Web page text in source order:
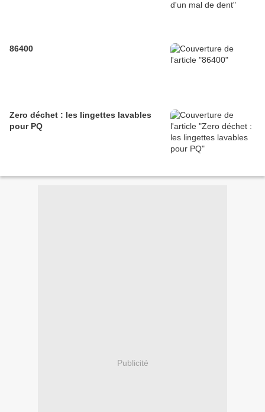
86400
Zero déchet : les lingettes lavables
pour PQ
Publicité